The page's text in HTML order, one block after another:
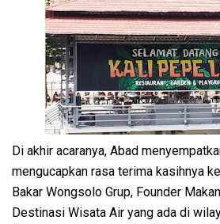
Di akhir acaranya, Abad
mengucapkan rasa terima kasihnya
Bakar Wongsolo Grup, Founder
Destinasi Wisata Air yang ada di